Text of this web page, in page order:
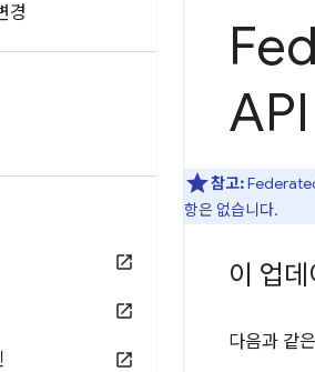
경
참고:
항은 없습니다.
이 업
다음과 같